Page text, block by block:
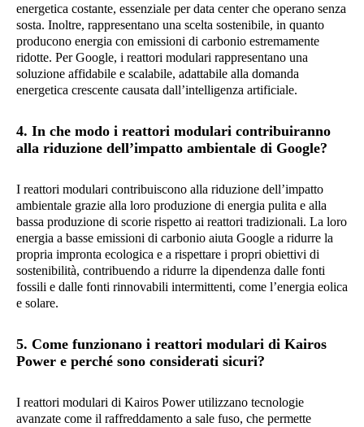
energetica costante, essenziale per data center che operano senza
sosta. Inoltre, rappresentano una scelta sostenibile, in quanto
producono energia con emissioni di carbonio estremamente
ridotte. Per Google, i reattori modulari rappresentano una
soluzione affidabile e scalabile, adattabile alla domanda
energetica crescente causata dall’intelligenza artificiale.
4. In che modo i reattori modulari contribuiranno
alla riduzione dell’impatto ambientale di Google?
I reattori modulari contribuiscono alla riduzione dell’impatto
ambientale grazie alla loro produzione di energia pulita e alla
bassa produzione di scorie rispetto ai reattori tradizionali. La loro
energia a basse emissioni di carbonio aiuta Google a ridurre la
propria impronta ecologica e a rispettare i propri obiettivi di
sostenibilità, contribuendo a ridurre la dipendenza dalle fonti
fossili e dalle fonti rinnovabili intermittenti, come l’energia eolica
e solare.
5. Come funzionano i reattori modulari di Kairos
Power e perché sono considerati sicuri?
I reattori modulari di Kairos Power utilizzano tecnologie
avanzate come il raffreddamento a sale fuso, che permette